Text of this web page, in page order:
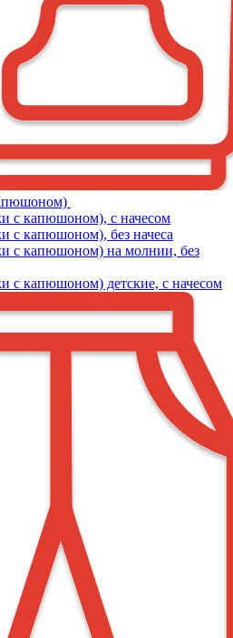
c капюшоном), с начесом
c капюшоном), без начеса
с капюшоном) на молнии, без
c капюшоном) детские, с начесом